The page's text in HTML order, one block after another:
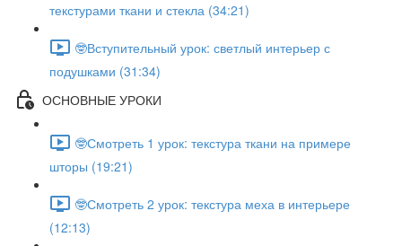
текстурами ткани и стекла (34:21)
🤓Вступительный урок: светлый интерьер с
подушками (31:34)
ОСНОВНЫЕ УРОКИ
🤓Смотреть 1 урок: текстура ткани на примере
шторы (19:21)
🤓Смотреть 2 урок: текстура меха в интерьере
(12:13)